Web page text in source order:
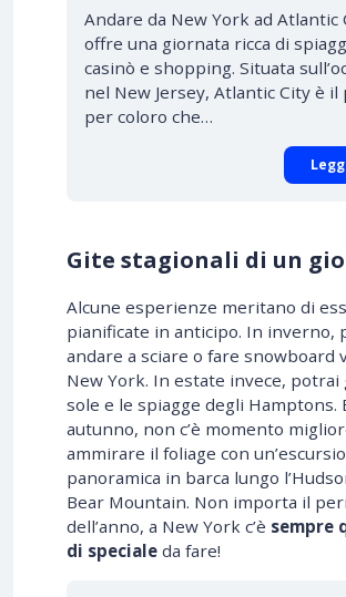
Andare da New York ad Atlantic
offre una giornata ricca di
casinò e shopping. Situata
nel New Jersey, Atlantic City è il
per coloro che…
Gite stagionali di un
Alcune esperienze meritano di
pianificate in anticipo. In inverno,
andare a sciare o fare snowboard
New York. In estate invece, potrai
sole e le spiagge degli Hamptons.
autunno, non c’è momento
ammirare il foliage con
panoramica in barca lungo
Bear Mountain. Non importa il
dell’anno, a New York c’è sempre
di speciale da fare!